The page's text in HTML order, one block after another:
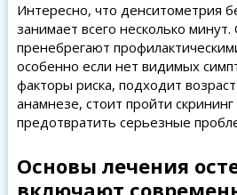
Интересно, что денситометрия
занимает всего несколько
пренебрегают
особенно если нет видимых
факторы риска, подходит
анамнезе, стоит пройти
предотвратить серьезные
Основы лечения
включают